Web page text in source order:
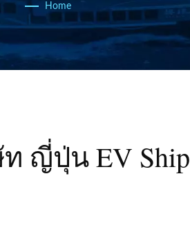
Home
ญี่ปุ่น EV Ship